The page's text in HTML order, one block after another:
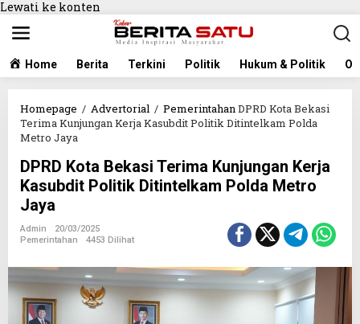
Lewati ke konten
Home Berita Terkini Politik Hukum & Politik
Homepage / Advertorial / PemerintahanDPRD Kota Bekasi
Terima Kunjungan Kerja Kasubdit Politik Ditintelkam Polda
Metro Jaya
DPRD Kota Bekasi Terima Kunjungan Kerja
Kasubdit Politik Ditintelkam Polda Metro
Jaya
Admin
20/03/2025
Pemerintahan
4453 Dilihat